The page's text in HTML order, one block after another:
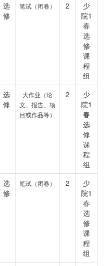
选
修
笔试（闭卷） 2
少
院1
春
选
修
课
程
组
选
修
大作业（论
文、报告、项
目或作品等）
2
少
院1
春
选
修
课
程
组
选
修
笔试（闭卷） 2
少
院1
春
选
修
课
程
组